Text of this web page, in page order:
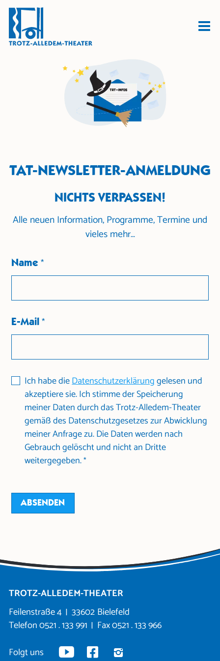
TAT-NEWSLETTER-ANMELDUNG
NICHTS VERPASSEN!
Alle neuen Information, Programme, Termine und
vieles mehr…
Name*
E-Mail*
Ich habe dieDatenschutzerklärunggelesen und
akzeptiere sie. Ich stimme der Speicherung
meiner Daten durch das Trotz-Alledem-Theater
gemäß des Datenschutzgesetzes zur Abwicklung
meiner Anfrage zu. Die Daten werden nach
Gebrauch gelöscht und nicht an Dritte
weitergegeben.*
TROTZ-ALLEDEM-THEATER
Feilenstraße 4
33602 Bielefeld
Telefon0521 . 133 991
Fax 0521 . 133 966
Folgt uns